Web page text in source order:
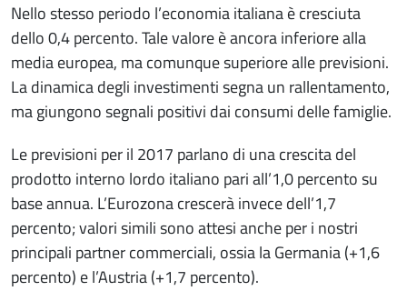
Nello stesso periodo l’economia italiana è cresciuta
dello 0,4 percento. Tale valore è ancora inferiore alla
media europea, ma comunque superiore alle previsioni.
La dinamica degli investimenti segna un rallentamento,
ma giungono segnali positivi dai consumi delle famiglie.
Le previsioni per il 2017 parlano di una crescita del
prodotto interno lordo italiano pari all’1,0 percento su
base annua. L’Eurozona crescerà invece dell’1,7
percento; valori simili sono attesi anche per i nostri
principali partner commerciali, ossia la Germania (+1,6
percento) e l’Austria (+1,7 percento).